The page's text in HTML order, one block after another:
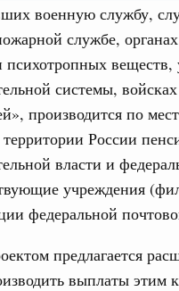
военную службу,
службе,
психотропных
системы,
производится по
территории России
власти и
учреждения
федеральной
предлагается
выплаты этим
16 мая, суббота
заседании
заседании